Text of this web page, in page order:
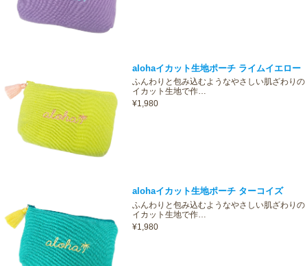
alohaイカット生地ポーチ ライムイエロー
ふんわりと包み込むようなやさしい肌ざわりの
イカット生地で作…
¥1,980
alohaイカット生地ポーチ ターコイズ
ふんわりと包み込むようなやさしい肌ざわりの
イカット生地で作…
¥1,980